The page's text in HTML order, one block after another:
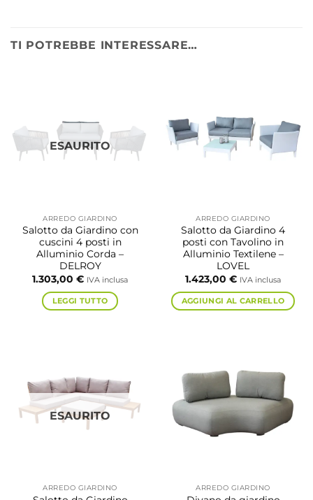
TI POTREBBE INTERESSARE…
ESAURITO
ARREDO GIARDINO
Salotto da Giardino con
cuscini 4 posti in
Alluminio Corda –
DELROY
1.303,00 € IVA inclusa
LEGGI TUTTO
ARREDO GIARDINO
Salotto da Giardino 4
posti con Tavolino in
Alluminio Textilene –
LOVEL
1.423,00 € IVA inclusa
AGGIUNGI AL CARRELLO
ESAURITO
ARREDO GIARDINO ARREDO GIARDINO